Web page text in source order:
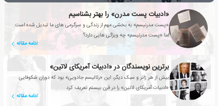
«ادبیات پست مدرن» را بهتر بشناسیم
«پست مدرنیسم» به بخشی مهم از زندگی و سرگرمی های ما تبدیل شده است.
اما «پست مدرنیسم» چه ویژگی هایی دارد؟
ادامه مقاله
برترین نویسندگان در «ادبیات آمریکای لاتین»
بیش از هر ژانر و سبک دیگر، این «رئالیسم جادویی» بود که دوران شکوفایی
«ادبیات آمریکای لاتین» را در قرن بیستم تعریف کرد
ادامه مقاله